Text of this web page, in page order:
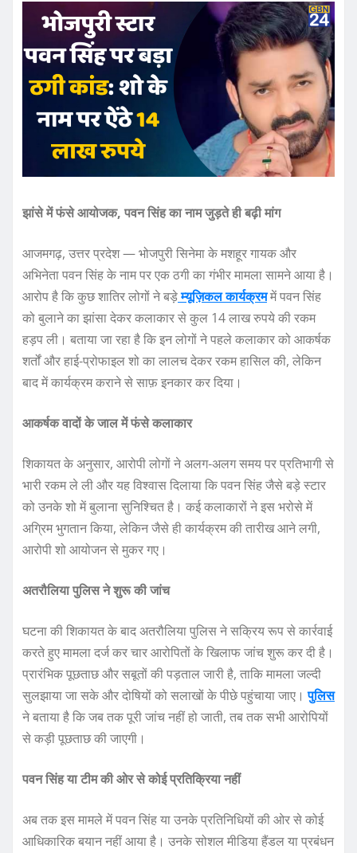
झांसे में फंसे आयोजक, पवन सिंह का नाम जुड़ते ही बढ़ी मांग
आजमगढ़, उत्तर प्रदेश — भोजपुरी सिनेमा के मशहूर गायक और
अभिनेता पवन सिंह के नाम पर एक ठगी का गंभीर मामला सामने आया है।
आरोप है कि कुछ शातिर लोगों ने बड़ेम्यूज़िकल कार्यक्रममें पवन सिंह
को बुलाने का झांसा देकर कलाकार से कुल 14 लाख रुपये की रकम
हड़प ली। बताया जा रहा है कि इन लोगों ने पहले कलाकार को आकर्षक
शर्तों और हाई‑प्रोफाइल शो का लालच देकर रकम हासिल की, लेकिन
बाद में कार्यक्रम कराने से साफ़ इनकार कर दिया।
आकर्षक वादों के जाल में फंसे कलाकार
शिकायत के अनुसार, आरोपी लोगों ने अलग‑अलग समय पर प्रतिभागी से
भारी रकम ले ली और यह विश्वास दिलाया कि पवन सिंह जैसे बड़े स्टार
को उनके शो में बुलाना सुनिश्चित है। कई कलाकारों ने इस भरोसे में
अग्रिम भुगतान किया, लेकिन जैसे ही कार्यक्रम की तारीख आने लगी,
आरोपी शो आयोजन से मुकर गए।
अतरौलिया पुलिस ने शुरू की जांच
घटना की शिकायत के बाद अतरौलिया पुलिस ने सक्रिय रूप से कार्रवाई
करते हुए मामला दर्ज कर चार आरोपितों के खिलाफ जांच शुरू कर दी है।
प्रारंभिक पूछताछ और सबूतों की पड़ताल जारी है, ताकि मामला जल्दी
सुलझाया जा सके और दोषियों को सलाखों के पीछे पहुंचाया जाए।पुलिस
ने बताया है कि जब तक पूरी जांच नहीं हो जाती, तब तक सभी आरोपियों
से कड़ी पूछताछ की जाएगी।
पवन सिंह या टीम की ओर से कोई प्रतिक्रिया नहीं
अब तक इस मामले में पवन सिंह या उनके प्रतिनिधियों की ओर से कोई
आधिकारिक बयान नहीं आया है। उनके सोशल मीडिया हैंडल या प्रबंधन